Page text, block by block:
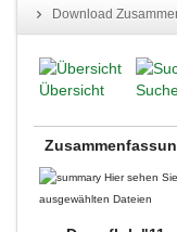
Download
Übersicht
Hier sehen
ausgewählten Dateien